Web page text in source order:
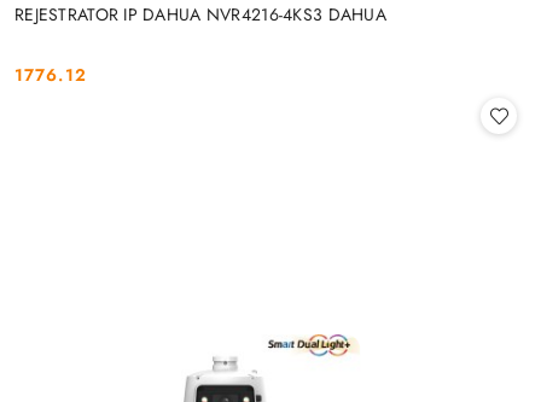
REJESTRATOR IP DAHUA NVR4216-4KS3 DAHUA
Cena:
1776.12